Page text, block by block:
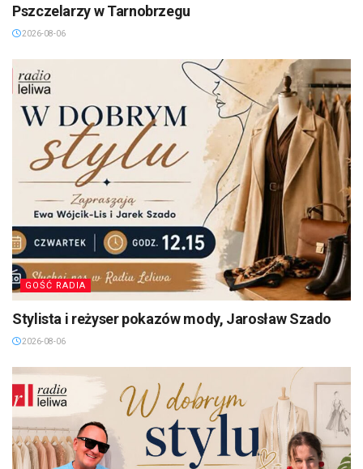
Pszczelarzy w Tarnobrzegu
2026-08-06
GOŚĆ RADIA
Stylista i reżyser pokazów mody, Jarosław Szado
2026-08-06